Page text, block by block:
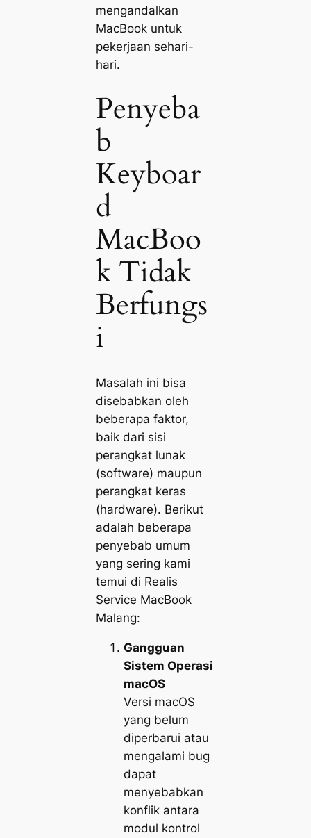
mengandalkan
MacBook untuk
pekerjaan sehari-
hari.
Penyeba
b
Keyboar
d
MacBoo
k Tidak
Berfungs
i
Masalah ini bisa
disebabkan oleh
beberapa faktor,
baik dari sisi
perangkat lunak
(software) maupun
perangkat keras
(hardware). Berikut
adalah beberapa
penyebab umum
yang sering kami
temui di Realis
Service MacBook
Malang:
Gangguan
Sistem Operasi
macOS
Versi macOS
yang belum
diperbarui atau
mengalami bug
dapat
menyebabkan
konflik antara
modul kontrol